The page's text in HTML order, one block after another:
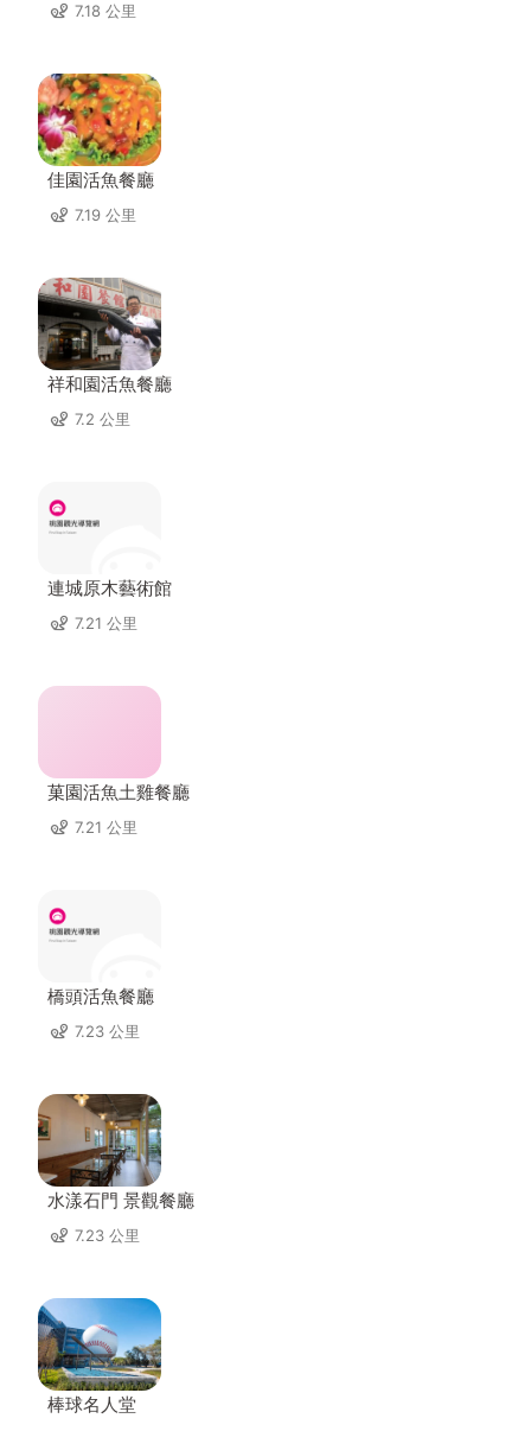
7.18 公里
佳園活魚餐廳
7.19 公里
祥和園活魚餐廳
7.2 公里
連城原木藝術館
7.21 公里
菓園活魚土雞餐廳
7.21 公里
橋頭活魚餐廳
7.23 公里
水漾石門 景觀餐廳
7.23 公里
棒球名人堂